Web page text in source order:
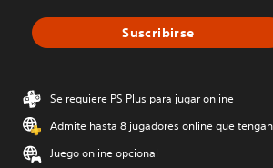
Suscribirse
Se requiere PS Plus para jugar online
Admite hasta 8 jugadores online que tengan
Juego online opcional